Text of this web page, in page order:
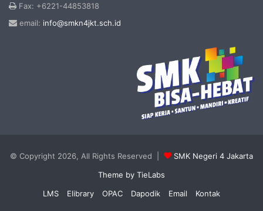
Fax: +6221-44853818
email: info@smkn4jkt.sch.id
© Copyright 2026, All Rights Reserved |
SMK Negeri 4 Jakarta
Theme by TieLabs
LMS
Elibrary OPAC Dapodik Email Kontak